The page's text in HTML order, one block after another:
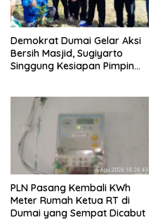
Demokrat Dumai Gelar Aksi
Bersih Masjid, Sugiyarto
Singgung Kesiapan Pimpin
PLN Pasang Kembali KWh
Meter Rumah Ketua RT di
Dumai yang Sempat Dicabut